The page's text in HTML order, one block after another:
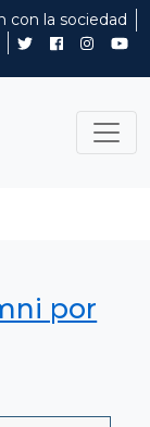
con la sociedad
por